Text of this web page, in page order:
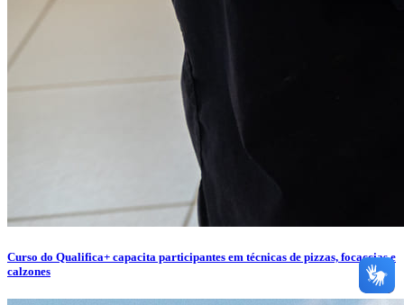
Curso do Qualifica+ capacita participantes em técnicas de pizzas, focaccias e
calzones